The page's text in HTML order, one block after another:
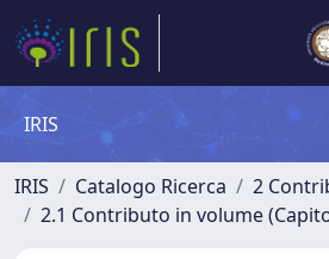
IRIS
IRIS Catalogo Ricerca
2
2.1 Contributo in volume